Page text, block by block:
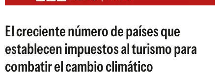
El creciente número de países que
establecen impuestos al turismo para
combatir el cambio climático